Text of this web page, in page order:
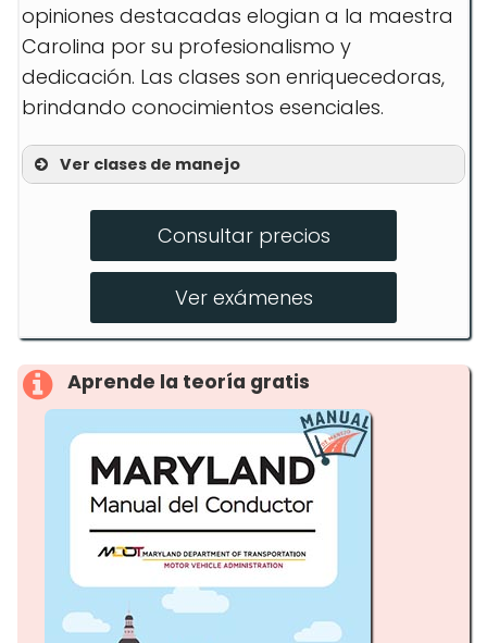
opiniones destacadas elogian a la maestra
Carolina por su profesionalismo y
dedicación. Las clases son enriquecedoras,
brindando conocimientos esenciales.
Ver clases de manejo
Prácticas en carretera
Curso de manejo defensivo
Consultar precios
Ver exámenes
Aprende la teoría gratis